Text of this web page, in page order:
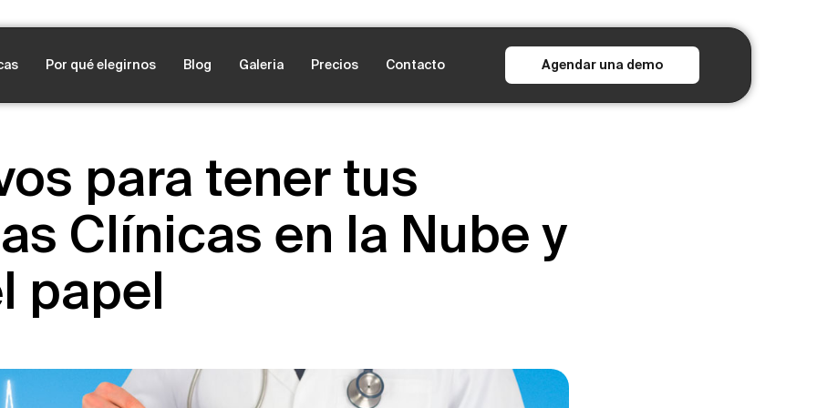
Por qué elegirnos Blog Galeria Precios Contacto Agendar una demo
para tener tus
Clínicas en la Nube y
papel